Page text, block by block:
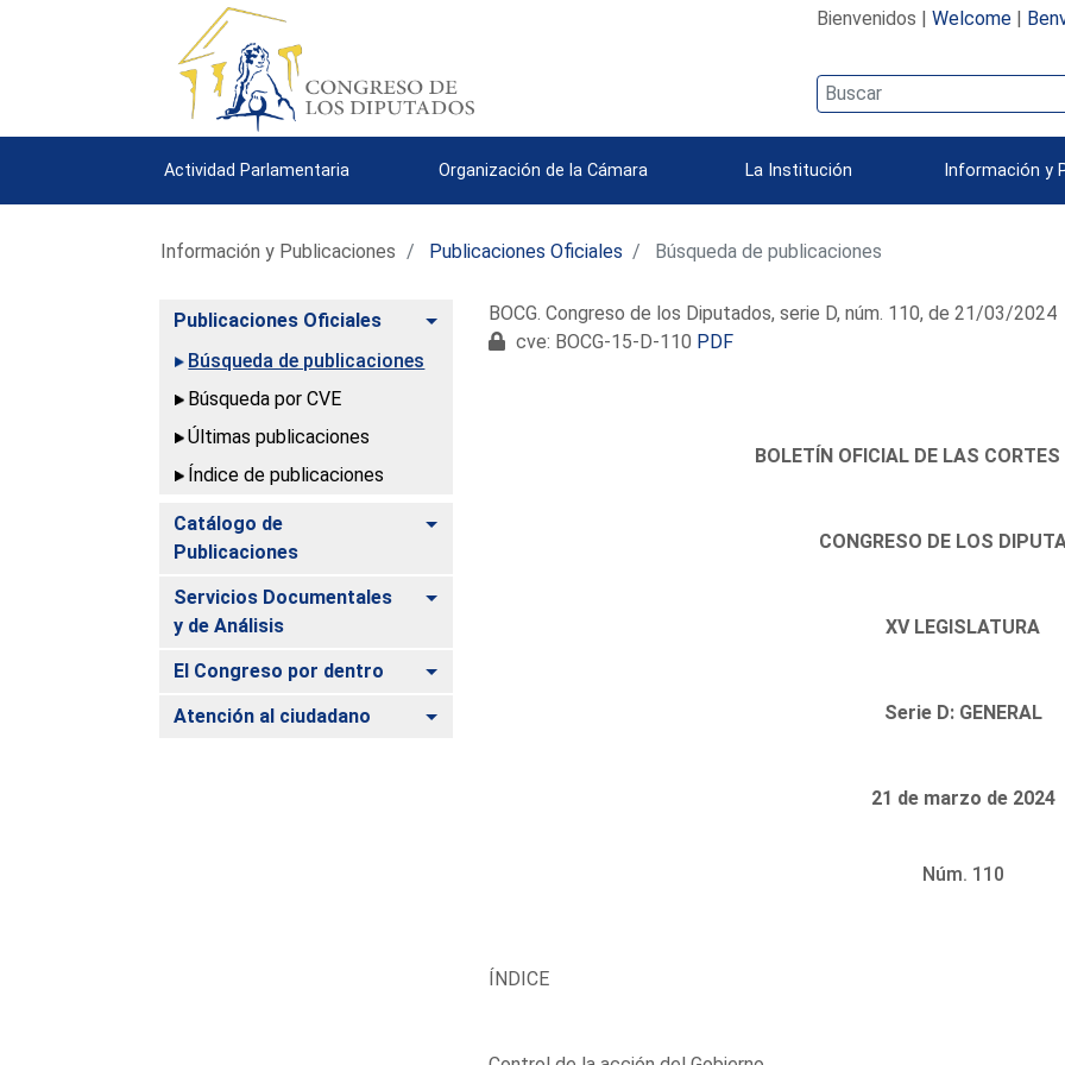
Bienvenidos | Welcome|
Actividad Parlamentaria Organización de la Cámara La Institución Información y
Información y Publicaciones Publicaciones Oficiales Búsqueda de publicaciones
Publicaciones Oficiales
Alternar
Búsqueda de publicaciones
Búsqueda por CVE
Últimas publicaciones
Índice de publicaciones
Catálogo de
Publicaciones
Alternar
Servicios Documentales
y de Análisis
Alternar
El Congreso por dentro Alternar
Atención al ciudadano Alternar
BOCG. Congreso de los Diputados, serie D, núm. 110, de 21/03/2024
cve: BOCG-15-D-110 PDF
BOLETÍN OFICIAL DE LAS CORTES
CONGRESO DE LOS
XV LEGISLATURA
Serie D: GENERAL
21 de marzo de 2024
Núm. 110
ÍNDICE